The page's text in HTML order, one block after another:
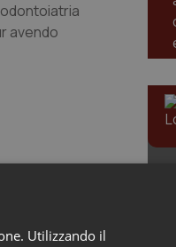
avendo
Utilizzando il